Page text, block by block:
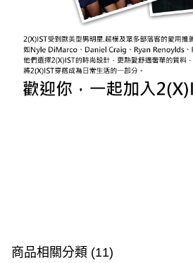
商品相關分類 (11)